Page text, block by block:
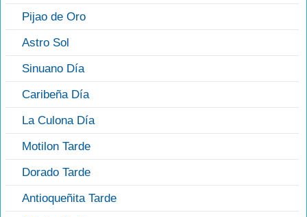
Pijao de Oro
Astro Sol
Sinuano Día
Caribeña Día
La Culona Día
Motilon Tarde
Dorado Tarde
Antioqueñita Tarde